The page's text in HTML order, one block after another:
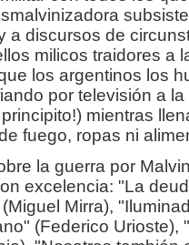
a discursos de
milicos traidores a
los argentinos los
por televisión a la
mientras
fuego, ropas ni
la guerra por
excelencia: "La
Mirra),
(Federico Urioste),